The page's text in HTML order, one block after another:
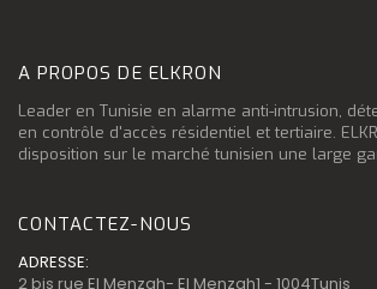
A PROPOS DE ELKRON
Leader en Tunisie en alarme anti-intrusion,
en contrôle d'accès résidentiel et tertiaire.
disposition sur le marché tunisien une large
CONTACTEZ-NOUS
ADRESSE:
2 bis rue El Menzah- El Menzah1 - 1004Tunis